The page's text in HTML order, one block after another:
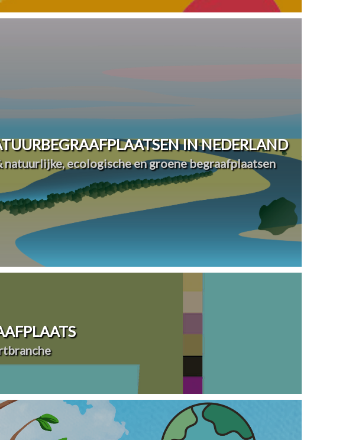
IN NEDERLAND
natuurlijke, ecologische en groene begraafplaatsen